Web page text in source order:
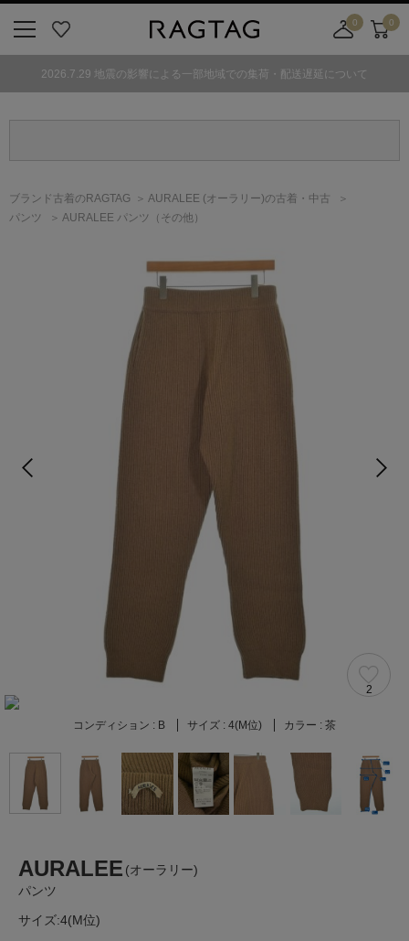
気
0
舗
カ
ト
0
2026.7.29 地震の影響による一部地域での集荷・配送遅延について
ブランド古着のRAGTAG AURALEE (オーラリー)の古着・中古
パンツ
AURALEE パンツ（その他）
2
コンディション : B サイズ : 4(M位) カラー : 茶
AURALEE (オーラリー)
パンツ
サイズ:4(M位)